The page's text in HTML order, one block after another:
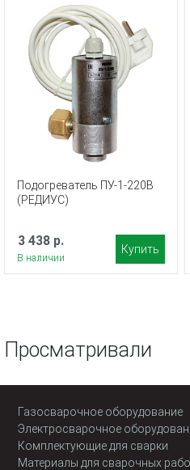
Подогреватель ПУ-1-220В
(РЕДИУС)
3 438 р.
В наличии
Купить
Просматривали
Газосварочное оборудование
Электросварочное
Комплектующие для сварки
Материалы для сварочных